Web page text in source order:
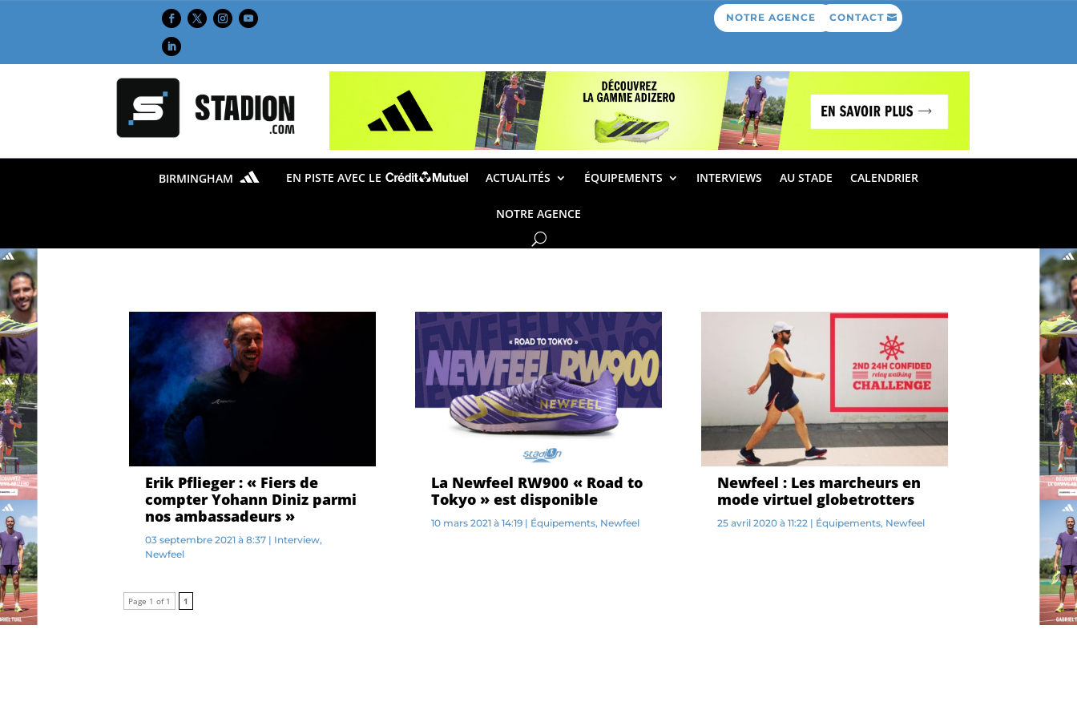
NOTRE AGENCE CONTACT
BIRMINGHAM EN PISTE AVEC LE ACTUALITÉS ÉQUIPEMENTS INTERVIEWS AU STADE CALENDRIER
NOTRE AGENCE
Erik Pflieger : « Fiers de
compter Yohann Diniz parmi
nos ambassadeurs »
03 septembre 2021 à 8:37 | Interview,
Newfeel
La Newfeel RW900 « Road to
Tokyo » est disponible
10 mars 2021 à 14:19 | Équipements, Newfeel
Newfeel : Les marcheurs en
mode virtuel globetrotters
25 avril 2020 à 11:22 | Équipements, Newfeel
Page 1 of 1 1